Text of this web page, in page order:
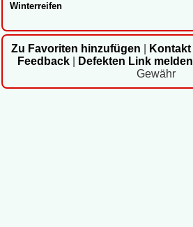
Winterreifen
Zu Favoriten hinzufügen Kontakt|
Feedback| Defekten Link melden
Gewähr